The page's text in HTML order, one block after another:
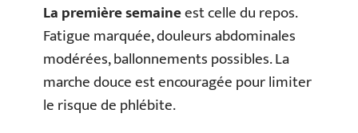
La première semaineest celle du repos.
Fatigue marquée, douleurs abdominales
modérées, ballonnements possibles. La
marche douce est encouragée pour limiter
le risque de phlébite.